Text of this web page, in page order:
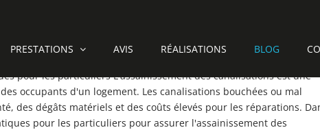
PRESTATIONS AVIS RÉALISATIONS BLOG
bonnes pratiques pour les particuliers
pour les particuliers L'assainissement des canalisations est une
occupants d'un logement. Les canalisations bouchées ou mal
des dégâts matériels et des coûts élevés pour les réparations.
pour les particuliers pour assurer l'assainissement des